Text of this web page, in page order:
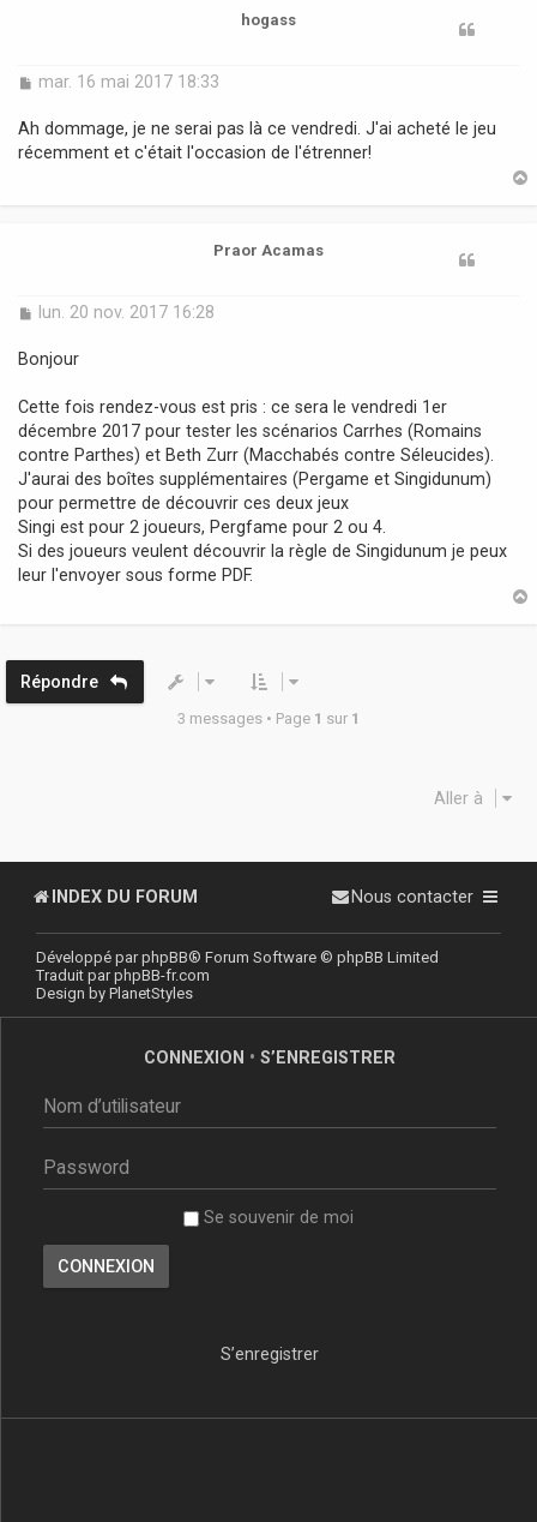
hogass
M
s
a
mar. 16 mai 2017 18:33
Ah dommage, je ne serai pas là ce vendredi. J'ai acheté le jeu
récemment et c'était l'occasion de l'étrenner!
Praor Acamas
M
s
g
e
lun. 20 nov. 2017 16:28
Bonjour
Cette fois rendez-vous est pris : ce sera le vendredi 1er
décembre 2017 pour tester les scénarios Carrhes (Romains
contre Parthes) et Beth Zurr (Macchabés contre Séleucides).
J'aurai des boîtes supplémentaires (Pergame et Singidunum)
pour permettre de découvrir ces deux jeux
Singi est pour 2 joueurs, Pergfame pour 2 ou 4.
Si des joueurs veulent découvrir la règle de Singidunum je peux
leur l'envoyer sous forme PDF.
Répondre
3 messages • Page 1 sur 1
Aller à
INDEX DU FORUM Nous contacter
Développé parphpBB® Forum Software © phpBB Limited
Traduit parphpBB-fr.com
Design by PlanetStyles
CONNEXION • S’ENREGISTRER
Se souvenir de moi
S’enregistrer